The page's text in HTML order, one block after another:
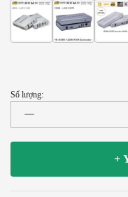
60M HDMI KVM
4K 120M
Bộ
Số lượng:
+